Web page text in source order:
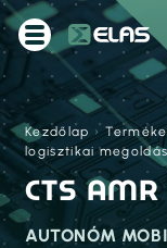
Kezdőlap ›
logisztikai
CTS
AUTONÓM